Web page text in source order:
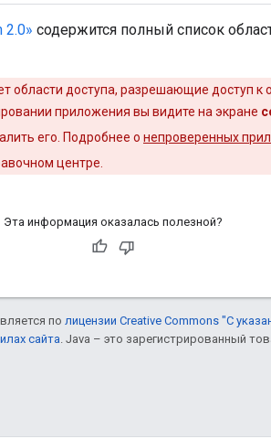
2.0» содержится полный список
области доступа, разрешающие доступ
приложения вы видите на экране
его. Подробнее о непроверенных
центре.
Эта информация оказалась полезной?
по лицензии Creative Commons "С
сайта . Java – это зарегистрированный